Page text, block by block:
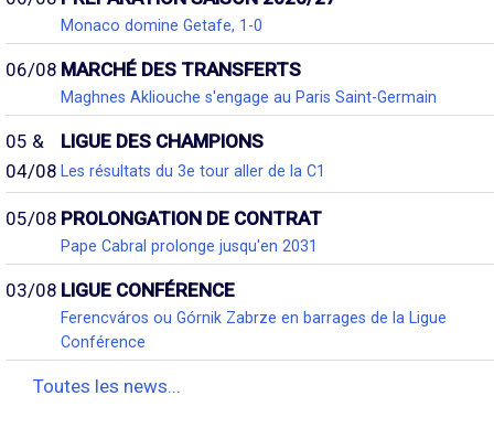
Monaco domine Getafe, 1-0
06/08 MARCHÉ DES TRANSFERTS
Maghnes Akliouche s'engage au Paris Saint-Germain
05 &
04/08
LIGUE DES CHAMPIONS
Les résultats du 3e tour aller de la C1
05/08 PROLONGATION DE CONTRAT
Pape Cabral prolonge jusqu'en 2031
03/08 LIGUE CONFÉRENCE
Ferencváros ou Górnik Zabrze en barrages de la Ligue
Conférence
Toutes les news...